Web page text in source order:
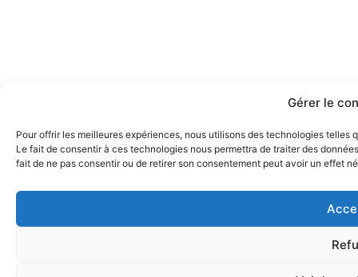
Gérer le
Pour offrir les meilleures expériences, nous utilisons des technologies
Le fait de consentir à ces technologies nous permettra de traiter des
fait de ne pas consentir ou de retirer son consentement peut avoir un effet